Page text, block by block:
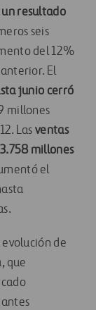
resultado
seis
del 12%
El
junio cerró
millones
Lasventas
millones
el
de
que